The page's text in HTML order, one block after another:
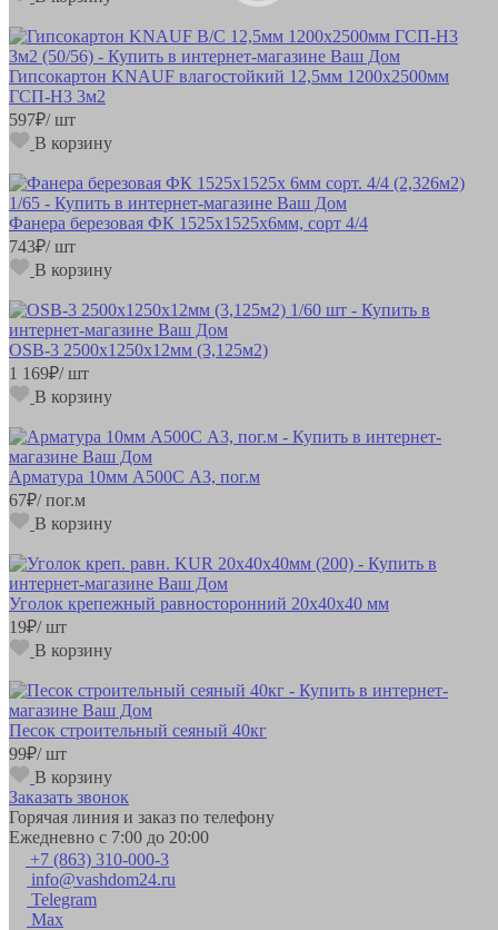
Гипсокартон KNAUF влагостойкий 12,5мм 1200х2500мм
ГСП-Н3 3м2
597₽/ шт
В корзину
Фанера березовая ФК 1525х1525х6мм, сорт 4/4
743₽/ шт
В корзину
OSB-3 2500х1250х12мм (3,125м2)
1 169₽/ шт
В корзину
Арматура 10мм А500С А3, пог.м
67₽/ пог.м
В корзину
Уголок крепежный равносторонний 20х40х40 мм
19₽/ шт
В корзину
Песок строительный сеяный 40кг
99₽/ шт
В корзину
Заказать звонок
Горячая линия и заказ по телефону
Ежедневно с 7:00 до 20:00
+7 (863) 310-000-3
info@vashdom24.ru
Telegram
Max